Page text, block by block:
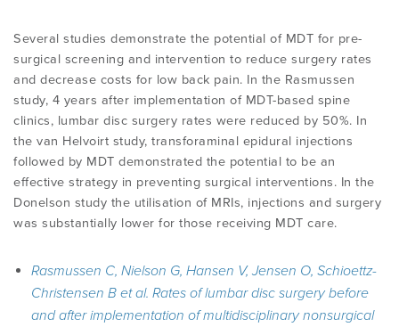
Several studies demonstrate the potential of MDT for pre-
surgical screening and intervention to reduce surgery rates
and decrease costs for low back pain. In the Rasmussen
study, 4 years after implementation of MDT-based spine
clinics, lumbar disc surgery rates were reduced by 50%. In
the van Helvoirt study, transforaminal epidural injections
followed by MDT demonstrated the potential to be an
effective strategy in preventing surgical interventions. In the
Donelson study the utilisation of MRIs, injections and surgery
was substantially lower for those receiving MDT care.
Rasmussen C, Nielson G, Hansen V, Jensen O, Schioettz-
Christensen B et al. Rates of lumbar disc surgery before
and after implementation of multidisciplinary nonsurgical